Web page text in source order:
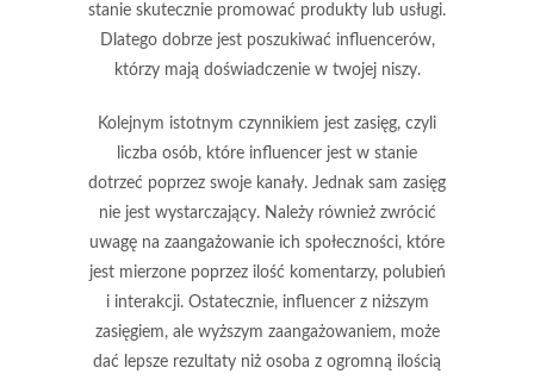
stanie skutecznie promować produkty lub usługi.
Dlatego dobrze jest poszukiwać influencerów,
którzy mają doświadczenie w twojej niszy.
Kolejnym istotnym czynnikiem jest zasięg, czyli
liczba osób, które influencer jest w stanie
dotrzeć poprzez swoje kanały. Jednak sam zasięg
nie jest wystarczający. Należy również zwrócić
uwagę na zaangażowanie ich społeczności, które
jest mierzone poprzez ilość komentarzy, polubień
i interakcji. Ostatecznie, influencer z niższym
zasięgiem, ale wyższym zaangażowaniem, może
dać lepsze rezultaty niż osoba z ogromną ilością